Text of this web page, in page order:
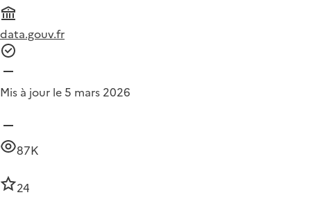
data.gouv.fr
Mis à jour le 5 mars 2026
87K
24